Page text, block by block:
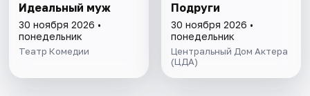
Идеальный муж
30 ноября 2026 •
понедельник
Театр Комедии
Подруги
30 ноября 2026 •
понедельник
Центральный Дом Актера
(ЦДА)